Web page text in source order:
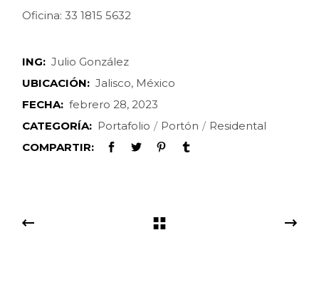
Oficina: 33 1815 5632
ING: Julio González
UBICACIÓN: Jalisco, México
FECHA: febrero 28, 2023
CATEGORÍA: Portafolio Portón
Residental
COMPARTIR: